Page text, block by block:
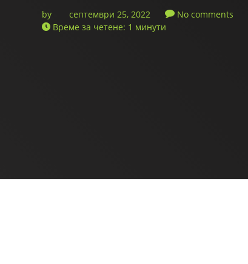
by септември 25, 2022
No comments
Време за четене: 1 минути